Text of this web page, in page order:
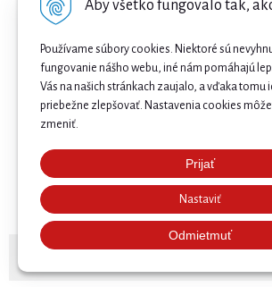
Aby všetko fungovalo tak,
Používame súbory cookies. Niektoré sú
fungovanie nášho webu, iné nám pomáhajú
Vás na našich stránkach zaujalo, a vďaka tomu
priebežne zlepšovať. Nastavenia cookies
zmeniť.
Prijať
Nastaviť
Odmietmuť
Streda 09-17
Štvrtok 09-17
Sobota 09-12
Nedeľa Zatvorené
© 2026 Bicykle, E-bicykle a Servis Prievidza •NextShop&e-
Najnižšia cena .
Našli ste nižšiu cenu e-biku? Prekonáme
nám ponuku a získajte ešte lepšiu cenu.